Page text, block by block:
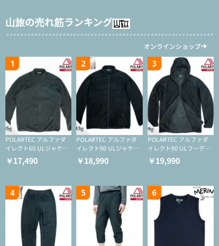
山旅の売れ筋ランキング
オンラインショップ
1
POLARTEC アルファダ
イレクト60 ULジャケッ
ト（登山/ミドルレイヤ
ー/化繊ジャケット）
￥17,490
2
POLARTEC アルファダ
イレクト90 ULジャケッ
ト（アクティブインサレ
ーション/ミドルレイヤ
￥18,990
3
POLARTEC アルファダ
イレクト90 ULフーディ
（アクティブインサレー
ション/ミドルレイヤー/
￥19,990
4 5 6